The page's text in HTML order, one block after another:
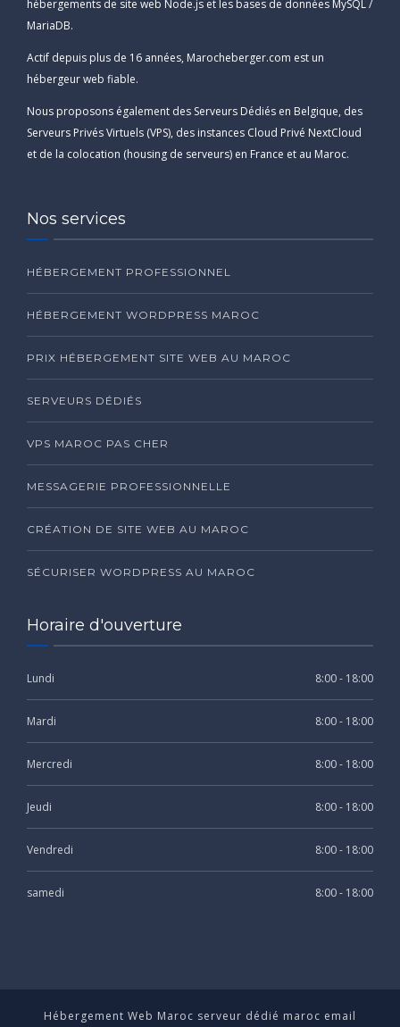
hébergements de site web Node.js et les bases de données MySQL /
MariaDB.
Actif depuis plus de 16 années, Marocheberger.com est un
hébergeur web fiable.
Nous proposons également des Serveurs Dédiés en Belgique, des
Serveurs Privés Virtuels (VPS), des instances Cloud Privé NextCloud
et de la colocation (housing de serveurs) en France et au Maroc.
Nos services
HÉBERGEMENT PROFESSIONNEL
HÉBERGEMENT WORDPRESS MAROC
PRIX HÉBERGEMENT SITE WEB AU MAROC
SERVEURS DÉDIÉS
VPS MAROC PAS CHER
MESSAGERIE PROFESSIONNELLE
CRÉATION DE SITE WEB AU MAROC
SÉCURISER WORDPRESS AU MAROC
Horaire d'ouverture
Lundi 8:00 - 18:00
Mardi 8:00 - 18:00
Mercredi 8:00 - 18:00
Jeudi 8:00 - 18:00
Vendredi 8:00 - 18:00
samedi 8:00 - 18:00
Hébergement Web Maroc serveur dédié maroc email